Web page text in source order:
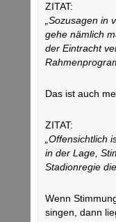
ZITAT:
„Sozusagen in
gehe nämlich
der Eintracht
Das ist auch
ZITAT:
„Offensichtlich
in der Lage,
Stadionregie
Wenn
singen, dann